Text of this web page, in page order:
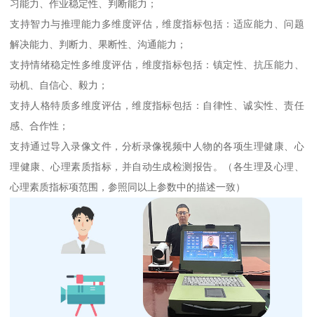
习能力、作业稳定性、判断能力；
支持智力与推理能力多维度评估，维度指标包括：适应能力、问题
解决能力、判断力、果断性、沟通能力；
支持情绪稳定性多维度评估，维度指标包括：镇定性、抗压能力、
动机、自信心、毅力；
支持人格特质多维度评估，维度指标包括：自律性、诚实性、责任
感、合作性；
支持通过导入录像文件，分析录像视频中人物的各项生理健康、心
理健康、心理素质指标，并自动生成检测报告。（各生理及心理、
心理素质指标项范围，参照同以上参数中的描述一致）